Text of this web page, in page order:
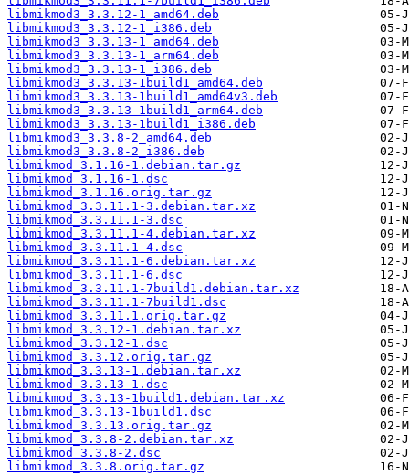
libmikmod3_3.3.12-1_amd64.deb
libmikmod3_3.3.12-1_i386.deb
libmikmod3_3.3.13-1_amd64.deb
libmikmod3_3.3.13-1_arm64.deb
libmikmod3_3.3.13-1_i386.deb
libmikmod3_3.3.13-1build1_amd64.deb
libmikmod3_3.3.13-1build1_amd64v3.deb
libmikmod3_3.3.13-1build1_arm64.deb
libmikmod3_3.3.13-1build1_i386.deb
libmikmod3_3.3.8-2_amd64.deb
libmikmod3_3.3.8-2_i386.deb
libmikmod_3.1.16-1.debian.tar.gz
libmikmod_3.1.16-1.dsc
libmikmod_3.1.16.orig.tar.gz
libmikmod_3.3.11.1-3.debian.tar.xz
libmikmod_3.3.11.1-3.dsc
libmikmod_3.3.11.1-4.debian.tar.xz
libmikmod_3.3.11.1-4.dsc
libmikmod_3.3.11.1-6.debian.tar.xz
libmikmod_3.3.11.1-6.dsc
libmikmod_3.3.11.1-7build1.debian.tar.xz
libmikmod_3.3.11.1-7build1.dsc
libmikmod_3.3.11.1.orig.tar.gz
libmikmod_3.3.12-1.debian.tar.xz
libmikmod_3.3.12-1.dsc
libmikmod_3.3.12.orig.tar.gz
libmikmod_3.3.13-1.debian.tar.xz
libmikmod_3.3.13-1.dsc
libmikmod_3.3.13-1build1.debian.tar.xz
libmikmod_3.3.13-1build1.dsc
libmikmod_3.3.13.orig.tar.gz
libmikmod_3.3.8-2.debian.tar.xz
libmikmod_3.3.8-2.dsc
libmikmod_3.3.8.orig.tar.gz